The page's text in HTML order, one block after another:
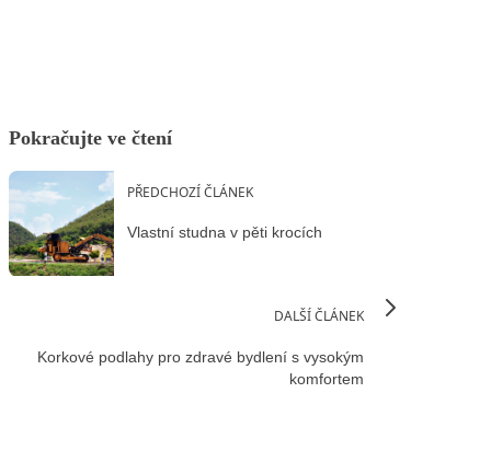
Pokračujte ve čtení
PŘEDCHOZÍ ČLÁNEK
Vlastní studna v pěti krocích
DALŠÍ ČLÁNEK
Korkové podlahy pro zdravé bydlení s vysokým
komfortem